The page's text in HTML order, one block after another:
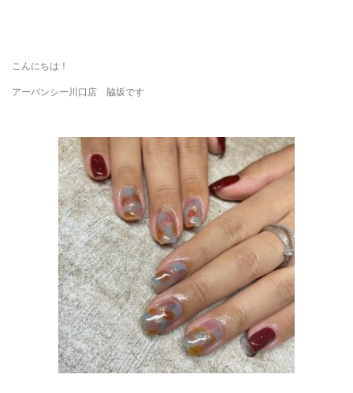
こんにちは！
アーバンシー川口店 脇坂です